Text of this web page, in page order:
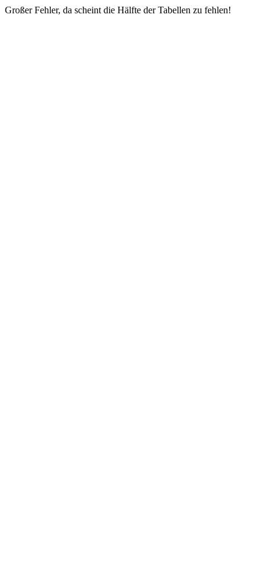
Großer Fehler, da scheint die Hälfte der Tabellen zu fehlen!